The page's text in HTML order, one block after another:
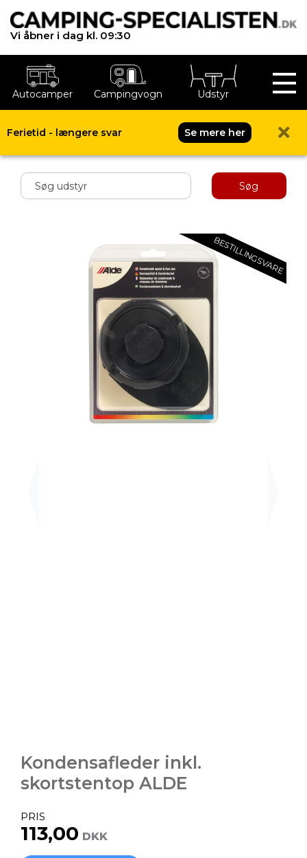
Vi åbner i dag kl. 09:30
Autocamper Campingvogn Udstyr
Ferietid - længere svar
Se mere her
Søg
BESTILLINGSVARE
BESTILLINGSVARE
Kondensafleder inkl.
skortstentop ALDE
PRIS
113,00 DKK